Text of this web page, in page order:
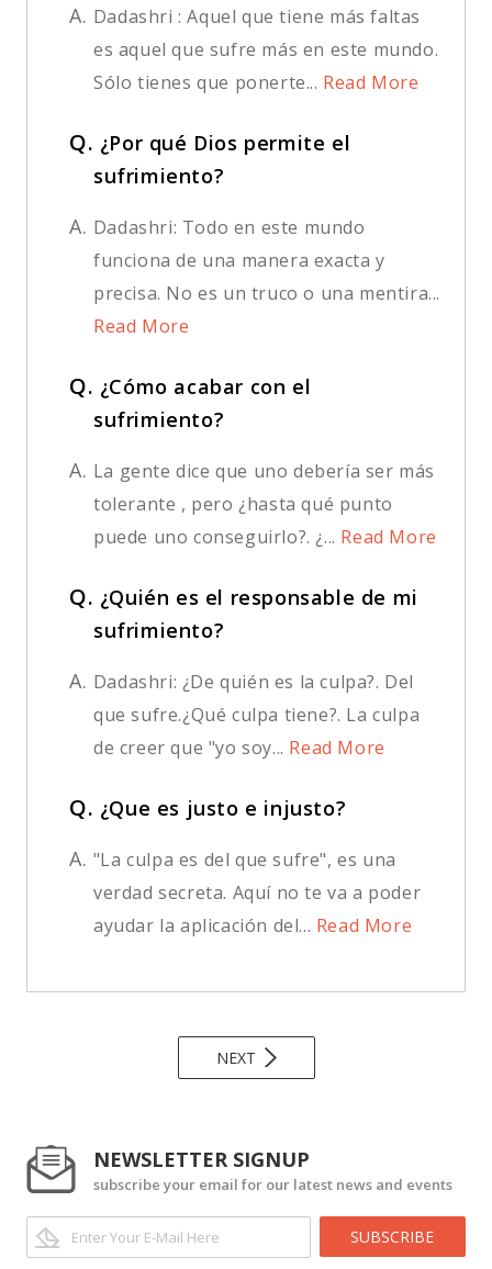
A. Dadashri : Aquel que tiene más faltas
es aquel que sufre más en este mundo.
Sólo tienes que ponerte... Read More
Q. ¿Por qué Dios permite el
sufrimiento?
A. Dadashri: Todo en este mundo
funciona de una manera exacta y
precisa. No es un truco o una mentira...
Read More
Q. ¿Cómo acabar con el
sufrimiento?
A. La gente dice que uno debería ser más
tolerante , pero ¿hasta qué punto
puede uno conseguirlo?. ¿... Read More
Q. ¿Quién es el responsable de mi
sufrimiento?
A. Dadashri: ¿De quién es la culpa?. Del
que sufre.¿Qué culpa tiene?. La culpa
de creer que "yo soy... Read More
Q. ¿Que es justo e injusto?
A. "La culpa es del que sufre", es una
verdad secreta. Aquí no te va a poder
ayudar la aplicación del... Read More
NEXT
NEWSLETTER SIGNUP
subscribe your email for our latest news and events
SUBSCRIBE